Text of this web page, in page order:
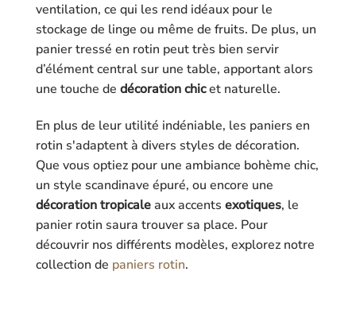
ventilation, ce qui les rend idéaux pour le
stockage de linge ou même de fruits. De plus, un
panier tressé en rotin peut très bien servir
d’élément central sur une table, apportant alors
une touche de décoration chicet naturelle.
En plus de leur utilité indéniable, les paniers en
rotin s'adaptent à divers styles de décoration.
Que vous optiez pour une ambiance bohème chic,
un style scandinave épuré, ou encore une
décoration tropicaleaux accents exotiques, le
panier rotin saura trouver sa place. Pour
découvrir nos différents modèles, explorez notre
collection de paniers rotin.